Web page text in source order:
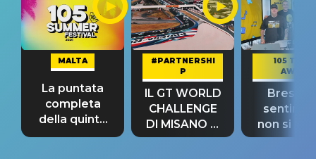
MALTA
La puntata
completa
della quinta
tappa
#PARTNERSHI
P
IL GT WORLD
CHALLENGE
DI MISANO si
riconferma
105 TAKE
AWAY
Bresh:
non si
fino alla